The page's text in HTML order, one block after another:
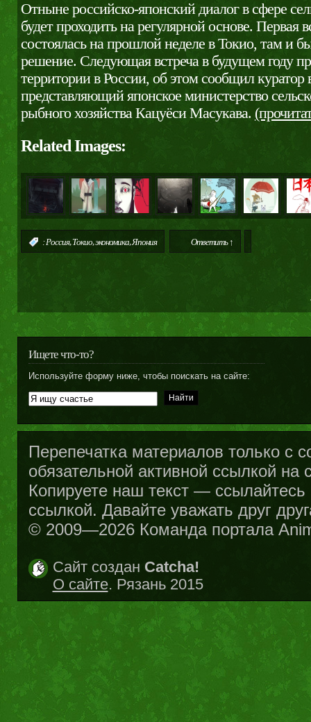
Отныне российско-японский диалог в сфере
будет проходить на регулярной основе. Первая
состоялась на прошлой неделе в Токио, там и
решение. Следующая встреча в будущем году
территории в России, об этом сообщил куратор
представляющий японское министерство
рыбного хозяйства Кацуёси Масукава.
Related Images:
: Россия, Токио экономика Япония Ответить ↑
Ищете что-то?
Используйте форму ниже, чтобы поискать на сайте:
Перепечатка материалов только с
обязательной активной ссылкой на
Копируете наш текст —
ссылкой. Давайте уважать друг
© 2009—2026 Команда портала
Сайт создан Catcha!
О сайте. Рязань 2015